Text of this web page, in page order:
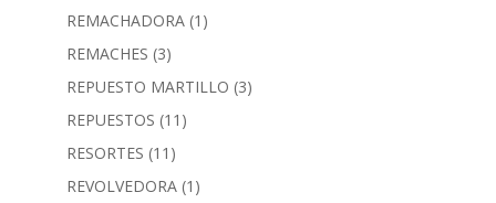
REMACHADORA (1)
REMACHES (3)
REPUESTO MARTILLO (3)
REPUESTOS (11)
RESORTES (11)
REVOLVEDORA (1)